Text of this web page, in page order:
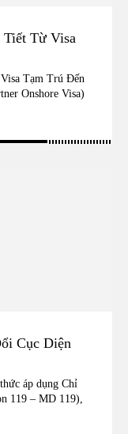
Từ Visa
Tạm Trú Đến
Onshore Visa)
Cục Diện
áp dụng Chỉ
119 – MD 119),